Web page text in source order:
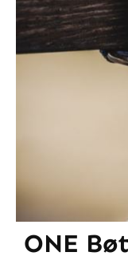
ONE